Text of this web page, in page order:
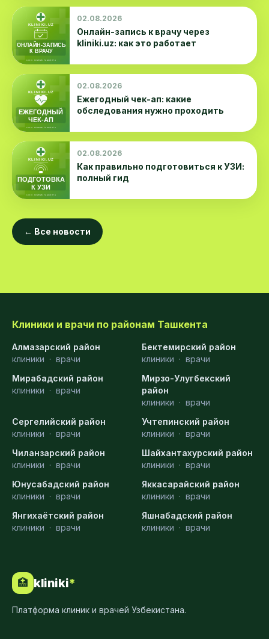
02.08.2026
Онлайн-запись к врачу через
kliniki.uz: как это работает
02.08.2026
Ежегодный чек-ап: какие
обследования нужно проходить
02.08.2026
Как правильно подготовиться к УЗИ:
полный гид
← Все новости
Клиники и врачи по районам Ташкента
Алмазарский район
клиники · врачи
Бектемирский район
клиники · врачи
Мирабадский район
клиники · врачи
Мирзо-Улугбекский
район
клиники · врачи
Сергелийский район
клиники · врачи
Учтепинский район
клиники · врачи
Чиланзарский район
клиники · врачи
Шайхантахурский район
клиники · врачи
Юнусабадский район
клиники · врачи
Яккасарайский район
клиники · врачи
Янгихаётский район
клиники · врачи
Яшнабадский район
клиники · врачи
🏥 kliniki*
Платформа клиник и врачей Узбекистана.